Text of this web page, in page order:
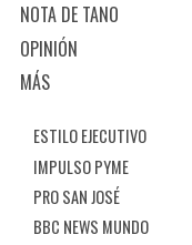
NOTA DE TANO
OPINIÓN
MÁS
ESTILO EJECUTIVO
IMPULSO PYME
PRO SAN JOSÉ
BBC NEWS MUNDO